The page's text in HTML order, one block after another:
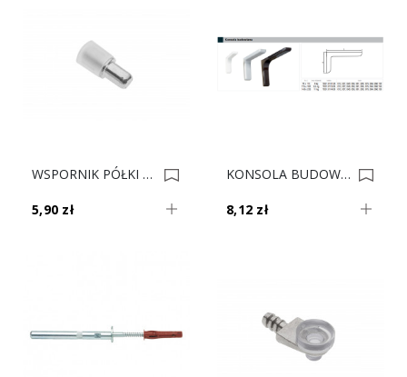
WSPORNIK PÓŁKI GTV MR-ZSL011-01 G Op.100 0008740
5,90 zł
KONSOLA BUDOWLANA L-240 CALVADOS Nr4G 0007978
8,12 zł